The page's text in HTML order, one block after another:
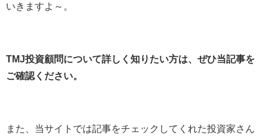
いきますよ～。
TMJ投資顧問について詳しく知りたい方は、ぜひ当記事を
ご確認ください。
また、当サイトでは記事をチェックしてくれた投資家さん